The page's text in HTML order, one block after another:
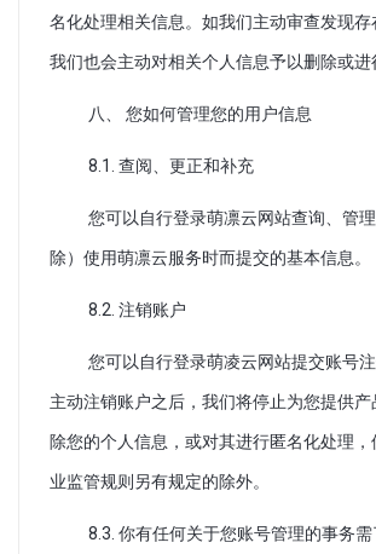
名化处理相关信息。如我们主动审查发现存
我们也会主动对相关个人信息予以删除或进
八、 您如何管理您的用户信息
8.1. 查阅、更正和补充
您可以自行登录萌凛云网站查询、管
除）使用萌凛云服务时而提交的基本信息。
8.2. 注销账户
您可以自行登录萌凌云网站提交账号
主动注销账户之后，我们将停止为您提供产
除您的个人信息，或对其进行匿名化处理
业监管规则另有规定的除外。
8.3. 你有任何关于您账号管理的事务